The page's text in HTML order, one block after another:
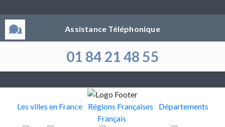
Assistance Téléphonique
01 84 21 48 55
Les villes en France Régions Françaises
Départements
Français